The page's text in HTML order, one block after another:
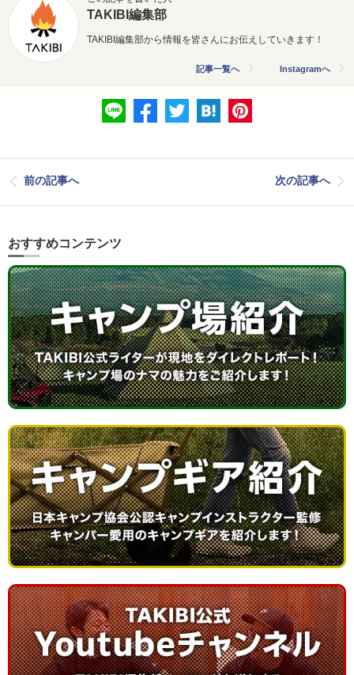
TAKIBI編集部
TAKIBI編集部から情報を皆さんにお伝えしていきます！
記事一覧へ Instagramへ
前の記事へ 次の記事へ
おすすめコンテンツ